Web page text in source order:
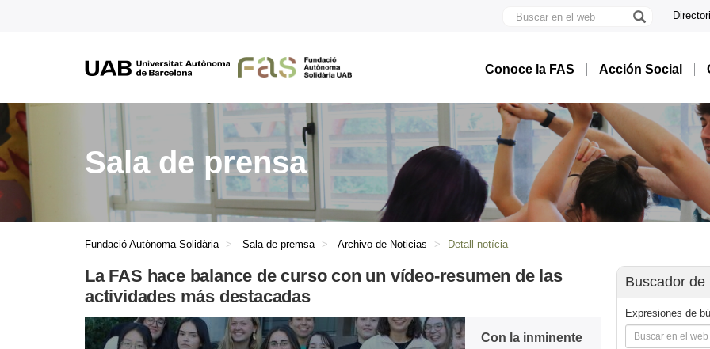
Buscar
Conoce la FAS Acción Social
Sala de prensa
Fundació Autònoma Solidària Sala de premsa Archivo de Noticias Detall notícia
La FAS hace balance de curso con un vídeo-resumen de las
actividades más destacadas
Con la inminente
Buscador de
Expresiones de